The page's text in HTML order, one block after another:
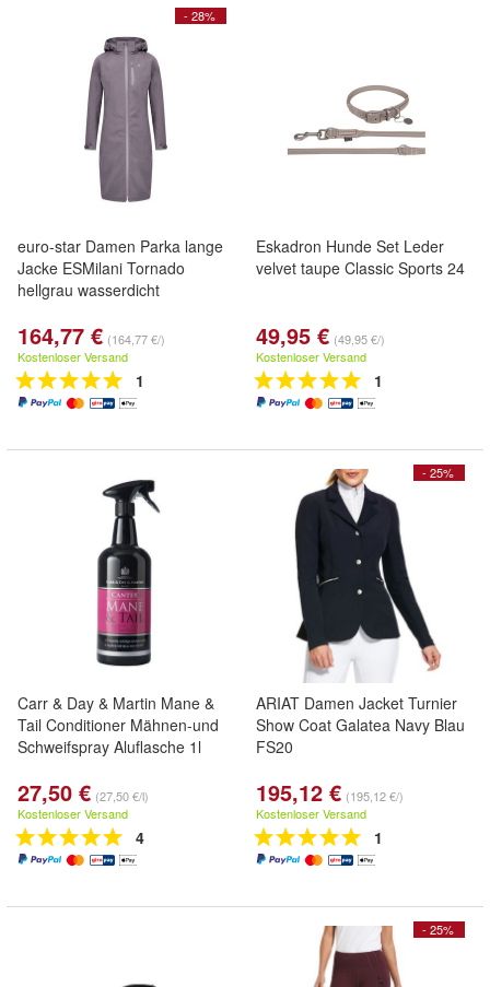
- 28%
euro-star Damen Parka lange
Jacke ESMilani Tornado
hellgrau wasserdicht
164,77 € (164,77 €/)
Kostenloser Versand
1
Eskadron Hunde Set Leder
velvet taupe Classic Sports 24
49,95 € (49,95 €/)
Kostenloser Versand
1
Carr & Day & Martin Mane &
Tail Conditioner Mähnen-und
Schweifspray Aluflasche 1l
27,50 € (27,50 €/l)
Kostenloser Versand
4
- 25%
ARIAT Damen Jacket Turnier
Show Coat Galatea Navy Blau
FS20
195,12 € (195,12 €/)
Kostenloser Versand
1
- 25%